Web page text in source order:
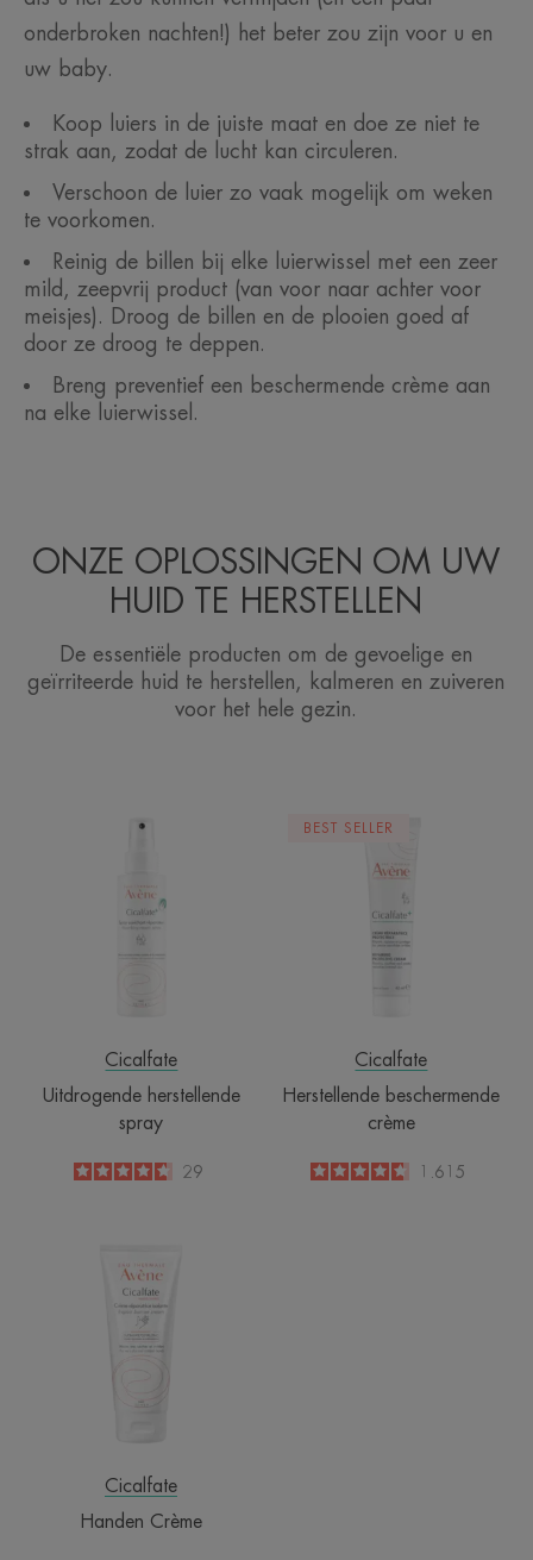
onderbroken nachten!) het beter zou zijn voor u en
uw baby.
Koop luiers in de juiste maat en doe ze niet te
strak aan, zodat de lucht kan circuleren.
Verschoon de luier zo vaak mogelijk om weken
te voorkomen.
Reinig de billen bij elke luierwissel met een zeer
mild, zeepvrij product (van voor naar achter voor
meisjes). Droog de billen en de plooien goed af
door ze droog te deppen.
Breng preventief een beschermende crème aan
na elke luierwissel.
ONZE OPLOSSINGEN OM UW
HUID TE HERSTELLEN
De essentiële producten om de gevoelige en
geïrriteerde huid te herstellen, kalmeren en zuiveren
voor het hele gezin.
Cicalfate
Uitdrogende herstellende
spray
4.7
/
5
29
crème
BEST SELLER
Cicalfate
Herstellende beschermende
crème
4.6
/51.615
Crème
Cicalfate
Handen Crème